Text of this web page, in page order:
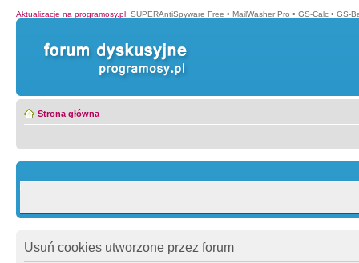
Aktualizacje na programosy.pl: SUPERAntiSpyware Free • MailWasher Pro • GS-Calc • GS-
Strona główna
Usuń cookies utworzone przez forum